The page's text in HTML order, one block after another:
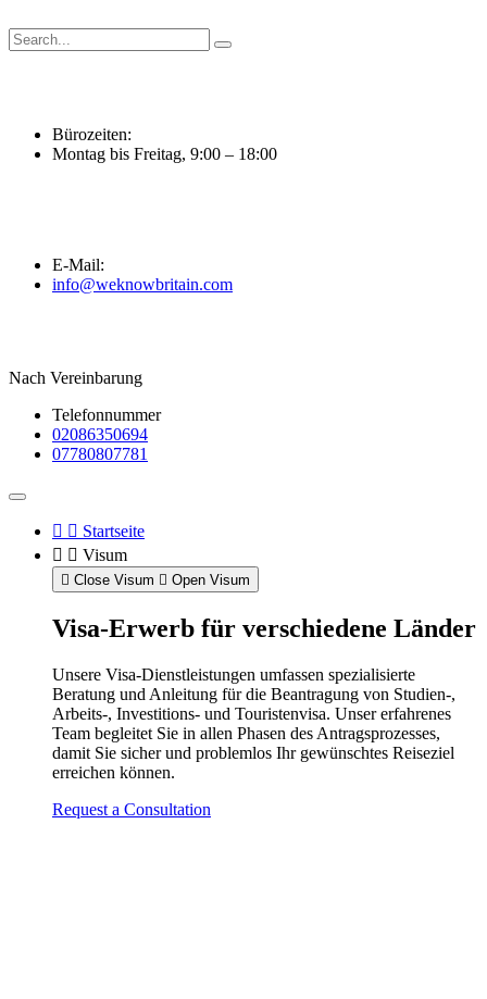
Inhalt
springen
Bürozeiten:
Montag bis Freitag, 9:00 – 18:00
E-Mail:
info@weknowbritain.com
Nach Vereinbarung
Telefonnummer
02086350694
07780807781
Startseite
Visum
Close Visum Open Visum
Visa-Erwerb für verschiedene Länder
Unsere Visa-Dienstleistungen umfassen spezialisierte
Beratung und Anleitung für die Beantragung von Studien-,
Arbeits-, Investitions- und Touristenvisa. Unser erfahrenes
Team begleitet Sie in allen Phasen des Antragsprozesses,
damit Sie sicher und problemlos Ihr gewünschtes Reiseziel
erreichen können.
Request a Consultation